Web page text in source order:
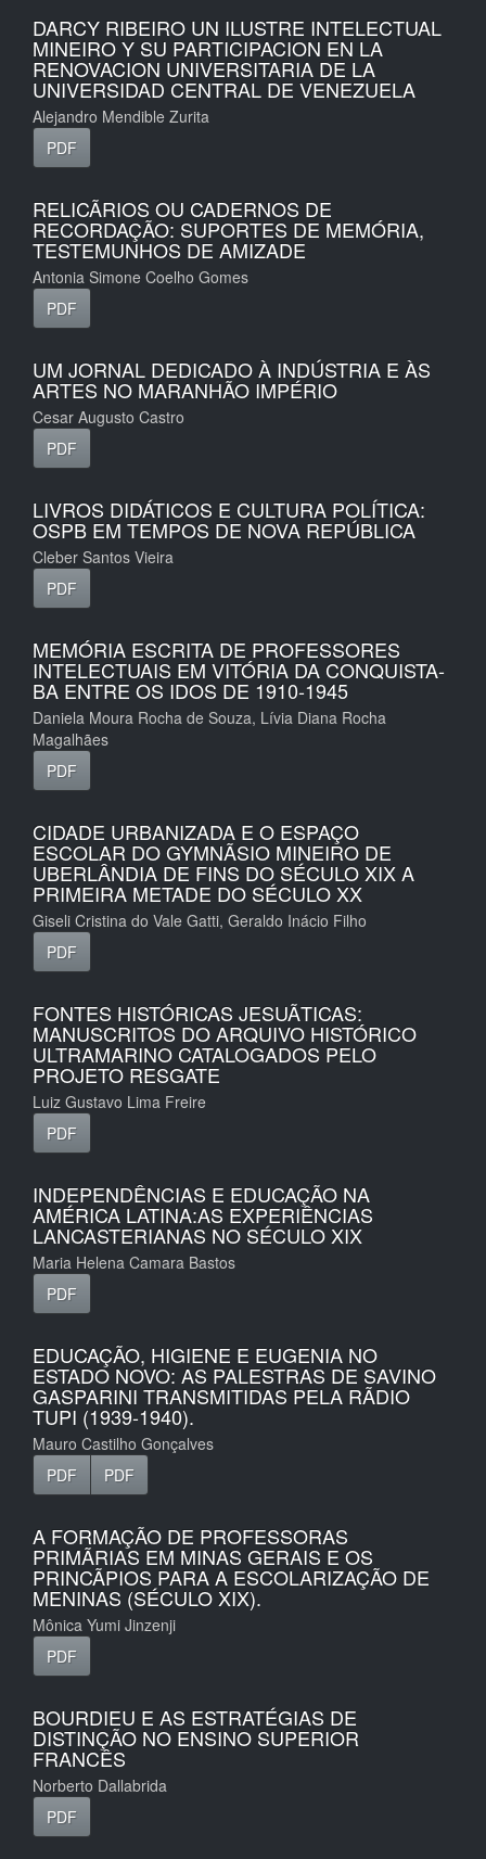
DARCY RIBEIRO UN ILUSTRE INTELECTUAL
MINEIRO Y SU PARTICIPACION EN LA
RENOVACION UNIVERSITARIA DE LA
UNIVERSIDAD CENTRAL DE VENEZUELA
Alejandro Mendible Zurita
PDF
RELICÃRIOS OU CADERNOS DE
RECORDAÇÃO: SUPORTES DE MEMÓRIA,
TESTEMUNHOS DE AMIZADE
Antonia Simone Coelho Gomes
PDF
UM JORNAL DEDICADO À INDÚSTRIA E ÀS
ARTES NO MARANHÃO IMPÉRIO
Cesar Augusto Castro
PDF
LIVROS DIDÁTICOS E CULTURA POLÍTICA:
OSPB EM TEMPOS DE NOVA REPÚBLICA
Cleber Santos Vieira
PDF
MEMÓRIA ESCRITA DE PROFESSORES
INTELECTUAIS EM VITÓRIA DA CONQUISTA-
BA ENTRE OS IDOS DE 1910-1945
Daniela Moura Rocha de Souza, Lívia Diana Rocha
Magalhães
PDF
CIDADE URBANIZADA E O ESPAÇO
ESCOLAR DO GYMNÃSIO MINEIRO DE
UBERLÂNDIA DE FINS DO SÉCULO XIX A
PRIMEIRA METADE DO SÉCULO XX
Giseli Cristina do Vale Gatti, Geraldo Inácio Filho
PDF
FONTES HISTÓRICAS JESUÃTICAS:
MANUSCRITOS DO ARQUIVO HISTÓRICO
ULTRAMARINO CATALOGADOS PELO
PROJETO RESGATE
Luiz Gustavo Lima Freire
PDF
INDEPENDÊNCIAS E EDUCAÇÃO NA
AMÉRICA LATINA:AS EXPERIÊNCIAS
LANCASTERIANAS NO SÉCULO XIX
Maria Helena Camara Bastos
PDF
EDUCAÇÃO, HIGIENE E EUGENIA NO
ESTADO NOVO: AS PALESTRAS DE SAVINO
GASPARINI TRANSMITIDAS PELA RÃDIO
TUPI (1939-1940).
Mauro Castilho Gonçalves
PDF
PDF
A FORMAÇÃO DE PROFESSORAS
PRIMÃRIAS EM MINAS GERAIS E OS
PRINCÃPIOS PARA A ESCOLARIZAÇÃO DE
MENINAS (SÉCULO XIX).
Mônica Yumi Jinzenji
PDF
BOURDIEU E AS ESTRATÉGIAS DE
DISTINÇÃO NO ENSINO SUPERIOR
FRANCÊS
Norberto Dallabrida
PDF